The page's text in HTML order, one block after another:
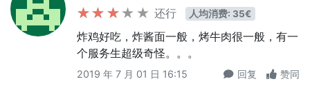
还行
人均消费: 35€
炸鸡好吃，炸酱面一般，烤牛肉很一般，有一
个服务生超级奇怪。。。
2019 年 7 月 01 日 16:15 回复 赞同